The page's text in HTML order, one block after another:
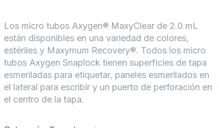
Los micro tubos Axygen® MaxyClear de 2.0 mL
están disponibles en una variedad de colores,
estériles y Maxymum Recovery®. Todos los micro
tubos Axygen Snaplock tienen superficies de tapa
esmeriladas para etiquetar, paneles esmerilados en
el lateral para escribir y un puerto de perforación en
el centro de la tapa.